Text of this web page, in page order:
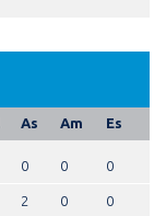
As Am Es
0 0 0
2 0 0